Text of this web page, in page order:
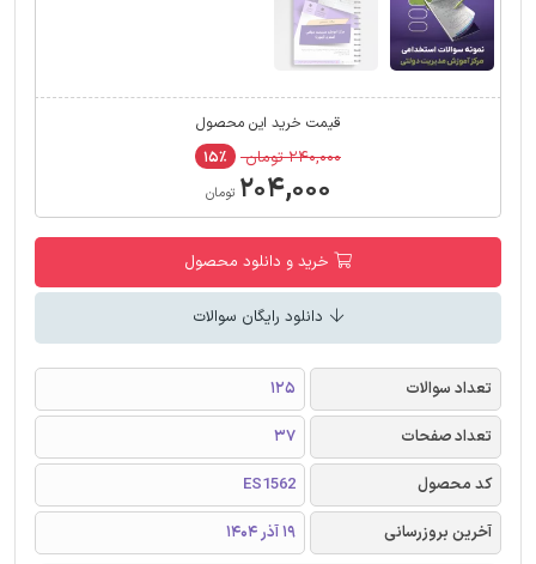
قیمت خرید این محصول
۲۴۰,۰۰۰ تومان ۱۵٪
۲۰۴,۰۰۰ تومان
خرید و دانلود محصول
دانلود رایگان سوالات
تعداد سوالات
125
تعداد صفحات
37
کد محصول
ES1562
آخرین بروزرسانی
19 آذر 1404